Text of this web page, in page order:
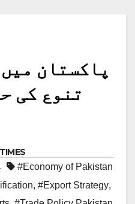
پاکستان
تنوع کی
#Economy of Pakistan
, #Export Strategy,